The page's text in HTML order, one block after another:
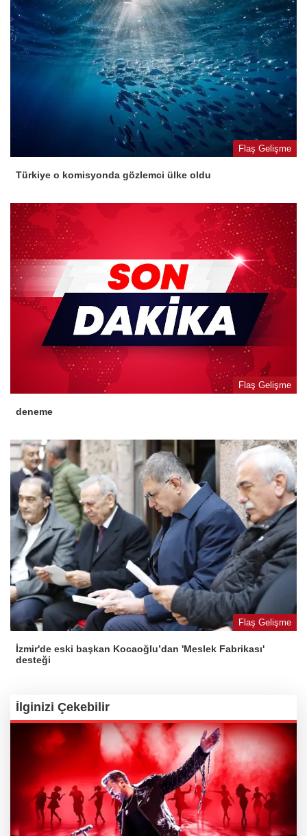
Flaş Gelişme
Türkiye o komisyonda gözlemci ülke oldu
Flaş Gelişme
deneme
Flaş Gelişme
İzmir'de eski başkan Kocaoğlu’dan 'Meslek Fabrikası'
desteği
İlginizi Çekebilir